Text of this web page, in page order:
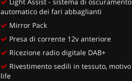
automatico dei fari abbaglianti
Mirror Pack
Presa di corrente 12v anteriore
Ricezione radio digitale DAB+
Rivestimento sedili in tessuto, motivo
life